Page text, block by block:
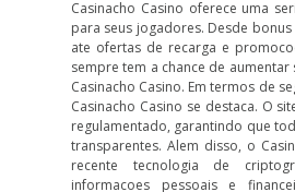
Casinacho Casino oferece uma
para seus jogadores. Desde
ate ofertas de recarga e
sempre tem a chance de aumentar
Casinacho Casino. Em termos de
Casinacho Casino se destaca. O
regulamentado, garantindo que
transparentes. Alem disso, o
recente tecnologia de
informacoes pessoais e